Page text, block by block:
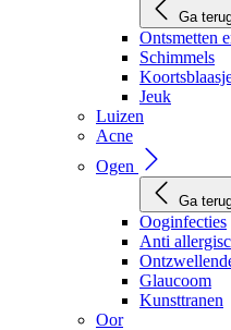
Ga
Ontsmetten
Schimmels
Jeuk
Luizen
Acne
Ogen
Ga
Ooginfecties
Anti
Glaucoom
Kunsttranen
Oor